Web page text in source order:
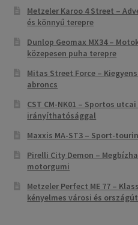
Metzeler Karoo 4 Street –
és könnyű terepre
Dunlop Geomax MX34 –
közepesen puha terepre
Mitas Street Force –
abroncs
CST CM-NK01 – Sportos
irányíthatósággal
Maxxis MA-ST3 – Sport-
Pirelli City Demon –
motorgumi
Metzeler Perfect ME 77 –
kényelmes városi és